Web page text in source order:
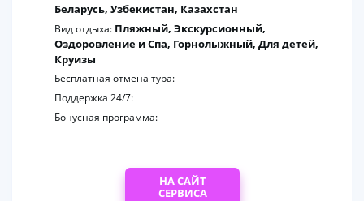
Беларусь, Узбекистан, Казахстан
Вид отдыха: Пляжный, Экскурсионный,
Оздоровление и Спа, Горнолыжный, Для детей,
Круизы
Бесплатная отмена тура:
Поддержка 24/7:
Бонусная программа:
НА САЙТ
СЕРВИСА